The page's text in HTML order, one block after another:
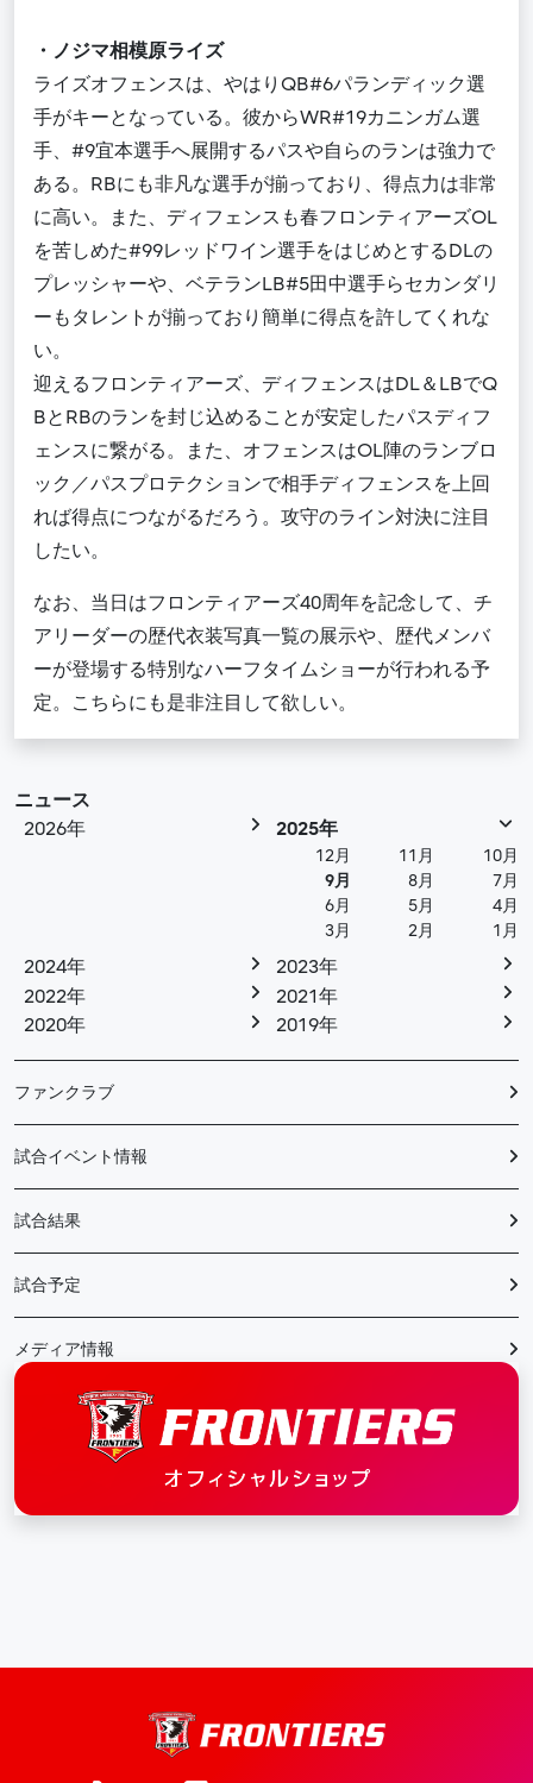
・ ノジマ相模原ライズ
ライズオフェンスは、やはり QB#6パランディック選
手がキーとなっている。彼からWR#19カニンガム選
手、 #9宜本選手へ展開するパスや自らのランは強力で
ある。 RBにも非凡な選手が揃っており、得点力は非常
に高い。また、ディフェンスも春フロンティアーズOL
を苦しめた#99レッドワイン選手をはじめとするDLの
プレッシャーや、ベテランLB#5田中選手らセカンダリ
ーもタレントが揃っており簡単に得点を許してくれな
い。
迎えるフロンティアーズ、 ディフェンスはDL＆ LBでQ
Bと RBのランを封じ込めることが安定したパスディフ
ェンスに繋がる。 また、オフェンスはOL陣のランブロ
ック／パスプロテクションで相手ディフェンスを上回
れば得点につながるだろう。攻守のライン対決に注目
したい。
なお、当日はフロンティアーズ40周年を記念して、チ
アリーダーの歴代衣装写真一覧の展示や、歴代メンバ
ーが登場する特別なハーフタイムショーが行われる予
定。こちらにも是非注目して欲しい。
ニュース
2026年
2025年
12月 11月
10月
9月
8月
7月
6月
5月
4月
3月
2月 1月
2024年
2023年
2022年
2021年
2020年
2019年
ファンクラブ
試合イベント情報
試合結果
試合予定
メディア情報